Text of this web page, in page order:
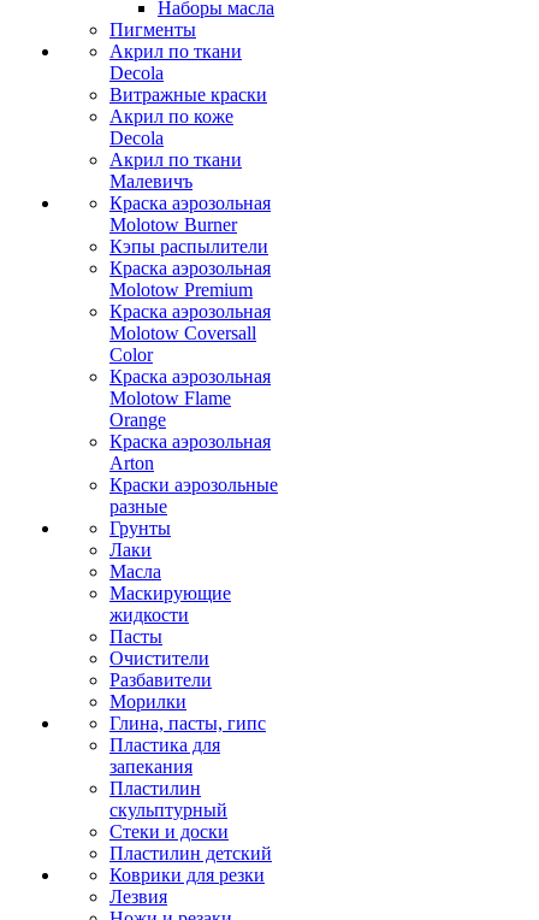
Наборы масла
Пигменты
Акрил по ткани
Decola
Витражные краски
Акрил по коже
Decola
Акрил по ткани
Малевичъ
Краска аэрозольная
Molotow Burner
Кэпы распылители
Краска аэрозольная
Molotow Premium
Краска аэрозольная
Molotow Coversall
Color
Краска аэрозольная
Molotow Flame
Orange
Краска аэрозольная
Arton
Краски аэрозольные
разные
Грунты
Лаки
Масла
Маскирующие
жидкости
Пасты
Очистители
Разбавители
Морилки
Глина, пасты, гипс
Пластика для
запекания
Пластилин
скульптурный
Стеки и доски
Пластилин детский
Коврики для резки
Лезвия